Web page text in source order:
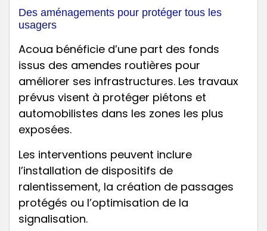
Des aménagements pour protéger tous les
usagers
Acoua bénéficie d’une part des fonds
issus des amendes routières pour
améliorer ses infrastructures. Les travaux
prévus visent à protéger piétons et
automobilistes dans les zones les plus
exposées.
Les interventions peuvent inclure
l’installation de dispositifs de
ralentissement, la création de passages
protégés ou l’optimisation de la
signalisation.